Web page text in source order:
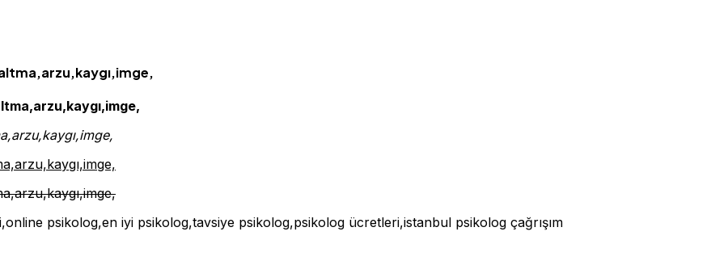
psikolog,en iyi psikolog,tavsiye psikolog,psikolog ücretleri,istanbul psikolog çağrışım